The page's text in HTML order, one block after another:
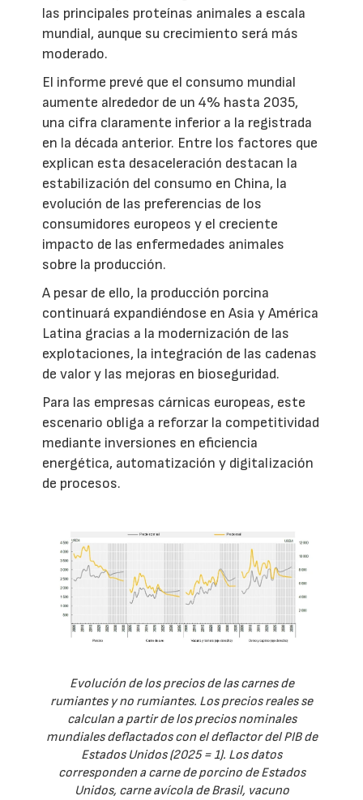
las principales proteínas animales a escala
mundial, aunque su crecimiento será más
moderado.
El informe prevé que el consumo mundial
aumente alrededor de un 4% hasta 2035,
una cifra claramente inferior a la registrada
en la década anterior. Entre los factores que
explican esta desaceleración destacan la
estabilización del consumo en China, la
evolución de las preferencias de los
consumidores europeos y el creciente
impacto de las enfermedades animales
sobre la producción.
A pesar de ello, la producción porcina
continuará expandiéndose en Asia y América
Latina gracias a la modernización de las
explotaciones, la integración de las cadenas
de valor y las mejoras en bioseguridad.
Para las empresas cárnicas europeas, este
escenario obliga a reforzar la competitividad
mediante inversiones en eficiencia
energética, automatización y digitalización
de procesos.
Evolución de los precios de las carnes de
rumiantes y no rumiantes. Los precios reales se
calculan a partir de los precios nominales
mundiales deflactados con el deflactor del PIB de
Estados Unidos (2025 = 1). Los datos
corresponden a carne de porcino de Estados
Unidos, carne avícola de Brasil, vacuno